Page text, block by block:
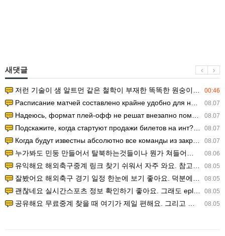
새댓글
00:46
저런 기술이 샘 알트먼 같은 철학이 부재한 똑똑한 원숭이에게 있다는게 문제.
08.07
Расписание матчей составлено крайне удобно для нашего часово…
08.07
Надеюсь, формат плей-офф не решат внезапно поменять. https:/…
08.07
Подскажите, когда стартуют продажи билетов на инт? https://g…
08.07
Когда будут известны абсолютно все команды из закрытых квали…
08.06
누가봐도 민둥 만들어서 탈북하는것들이나 뭔가 쳐들어오는 낌새를 미리 알아차리기 위함이지 저걸 전쟁준비라고 하…
08.05
유익해요 해외축구중계 링크 찾기 쉬워서 자주 와요. 참고로 무료스포츠중계 정보 확인할 때 출처 꼭 체크해요.…
08.05
잘봤어요 해외축구 경기 일정 한눈에 보기 좋아요. 덕분에 epl중계 볼 때 공식 중계 채널 먼저 찾아봐요. …
08.05
괜찮네요 실시간스포츠 정보 확인하기 좋아요. 그래도 epl중계 볼 때 공식 중계 채널 먼저 찾아봐요. 북마크…
08.05
공유해요 무료중계 찾을 때 여기가 제일 편해요. 그리고 무료스포츠중계 정보 확인할 때 출처 꼭 체크해요. 앞…